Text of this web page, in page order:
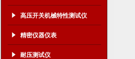
高压开关机械特性测试仪
精密仪器仪表
耐压测试仪